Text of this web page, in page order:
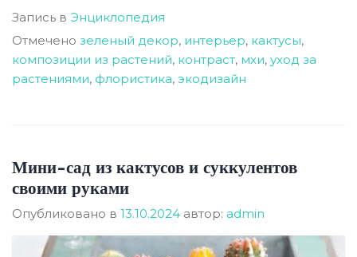
Запись в Энциклопедия
Отмечено зеленый декор, интерьер, кактусы,
композиции из растений, контраст, мхи, уход за
растениями, флористика, экодизайн
Мини-сад из кактусов и суккулентов
своими руками
Опубликовано в 13.10.2024 автор: admin